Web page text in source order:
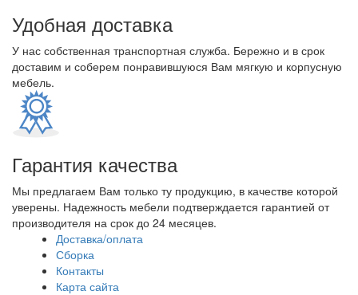
Удобная доставка
У нас собственная транспортная служба. Бережно и в срок
доставим и соберем понравившуюся Вам мягкую и корпусную
мебель.
Гарантия качества
Мы предлагаем Вам только ту продукцию, в качестве которой
уверены. Надежность мебели подтверждается гарантией от
производителя на срок до 24 месяцев.
Доставка/оплата
Сборка
Контакты
Карта сайта